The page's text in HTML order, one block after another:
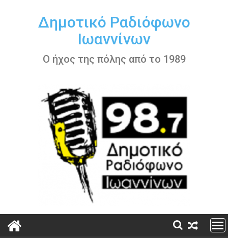
περιεχόμενοΔημοτικό Ραδιόφωνο
Ιωαννίνων
Ο ήχος της πόλης από το 1989